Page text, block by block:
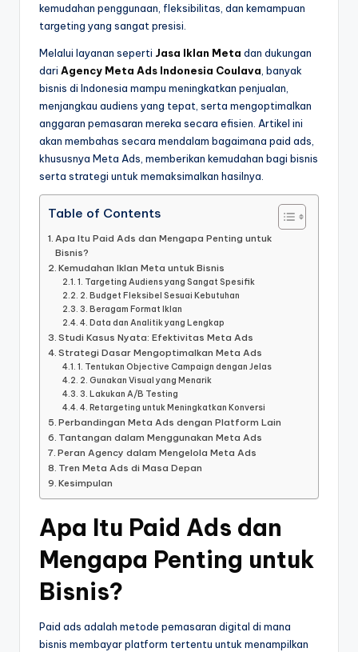
kemudahan penggunaan, fleksibilitas, dan kemampuan
targeting yang sangat presisi.
Melalui layanan seperti Jasa Iklan Meta dan dukungan
dari Agency Meta Ads Indonesia Coulava , banyak
bisnis di Indonesia mampu meningkatkan penjualan,
menjangkau audiens yang tepat, serta mengoptimalkan
anggaran pemasaran mereka secara efisien. Artikel ini
akan membahas secara mendalam bagaimana paid ads,
khususnya Meta Ads, memberikan kemudahan bagi bisnis
serta strategi untuk memaksimalkan hasilnya.
Table of Contents
Apa Itu Paid Ads dan Mengapa Penting untuk
Bisnis?
Kemudahan Iklan Meta untuk Bisnis
1. Targeting Audiens yang Sangat Spesifik
2. Budget Fleksibel Sesuai Kebutuhan
3. Beragam Format Iklan
4. Data dan Analitik yang Lengkap
Studi Kasus Nyata: Efektivitas Meta Ads
Strategi Dasar Mengoptimalkan Meta Ads
1. Tentukan Objective Campaign dengan Jelas
2. Gunakan Visual yang Menarik
3. Lakukan A/B Testing
4. Retargeting untuk Meningkatkan Konversi
Perbandingan Meta Ads dengan Platform Lain
Tantangan dalam Menggunakan Meta Ads
Peran Agency dalam Mengelola Meta Ads
Tren Meta Ads di Masa Depan
Kesimpulan
Apa Itu Paid Ads dan
Mengapa Penting untuk
Bisnis?
Paid ads adalah metode pemasaran digital di mana
bisnis membayar platform tertentu untuk menampilkan